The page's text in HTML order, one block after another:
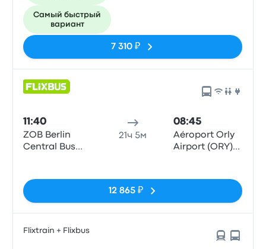
Самый быстрый
вариант
7 310 ₽
11:40
ZOB Berlin
Central Bus
21ч 5м
08:45
Aéroport Orly
Airport (ORY)
12 865 ₽
Flixtrain + Flixbus